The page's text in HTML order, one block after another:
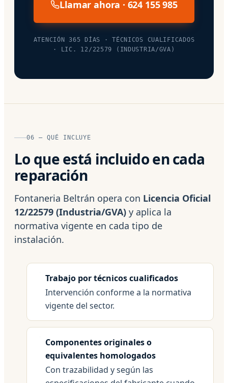
Llamar ahora · 624 155 985
ATENCIÓN 365 DÍAS · TÉCNICOS CUALIFICADOS
· LIC. 12/22579 (INDUSTRIA/GVA)
06 — QUÉ INCLUYE
Lo que está incluido en cada
reparación
Fontaneria Beltrán opera con Licencia Oficial
12/22579 (Industria/GVA) y aplica la
normativa vigente en cada tipo de
instalación.
Trabajo por técnicos cualificados
Intervención conforme a la normativa
vigente del sector.
Componentes originales o
equivalentes homologados
Con trazabilidad y según las